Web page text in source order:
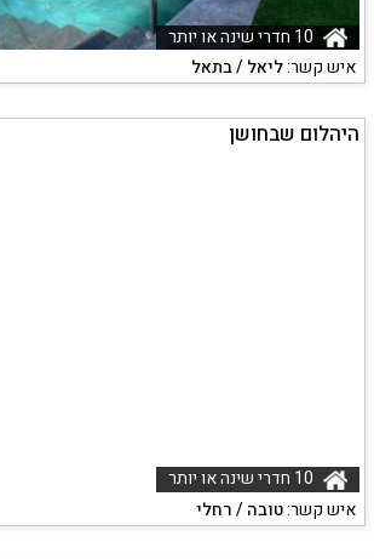
איש קשר:ליאל / בתאל
היהלום שבחושן
איש קשר:טובה / רחלי